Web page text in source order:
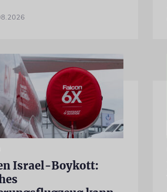
Israel-Boykott: